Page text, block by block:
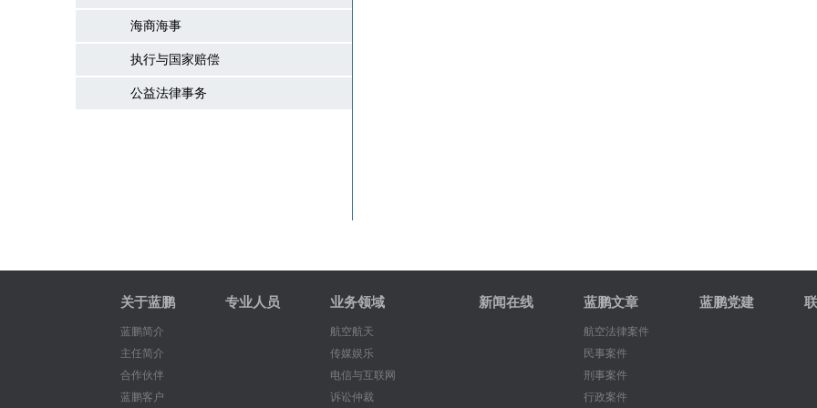
海商海事
执行与国家赔偿
公益法律事务
关于蓝鹏
蓝鹏简介
主任简介
合作伙伴
蓝鹏客户
专业人员 业务领域
航空航天
传媒娱乐
电信与互联网
诉讼仲裁
新闻在线 蓝鹏文章
航空法律案件
民事案件
刑事案件
行政案件
蓝鹏党建